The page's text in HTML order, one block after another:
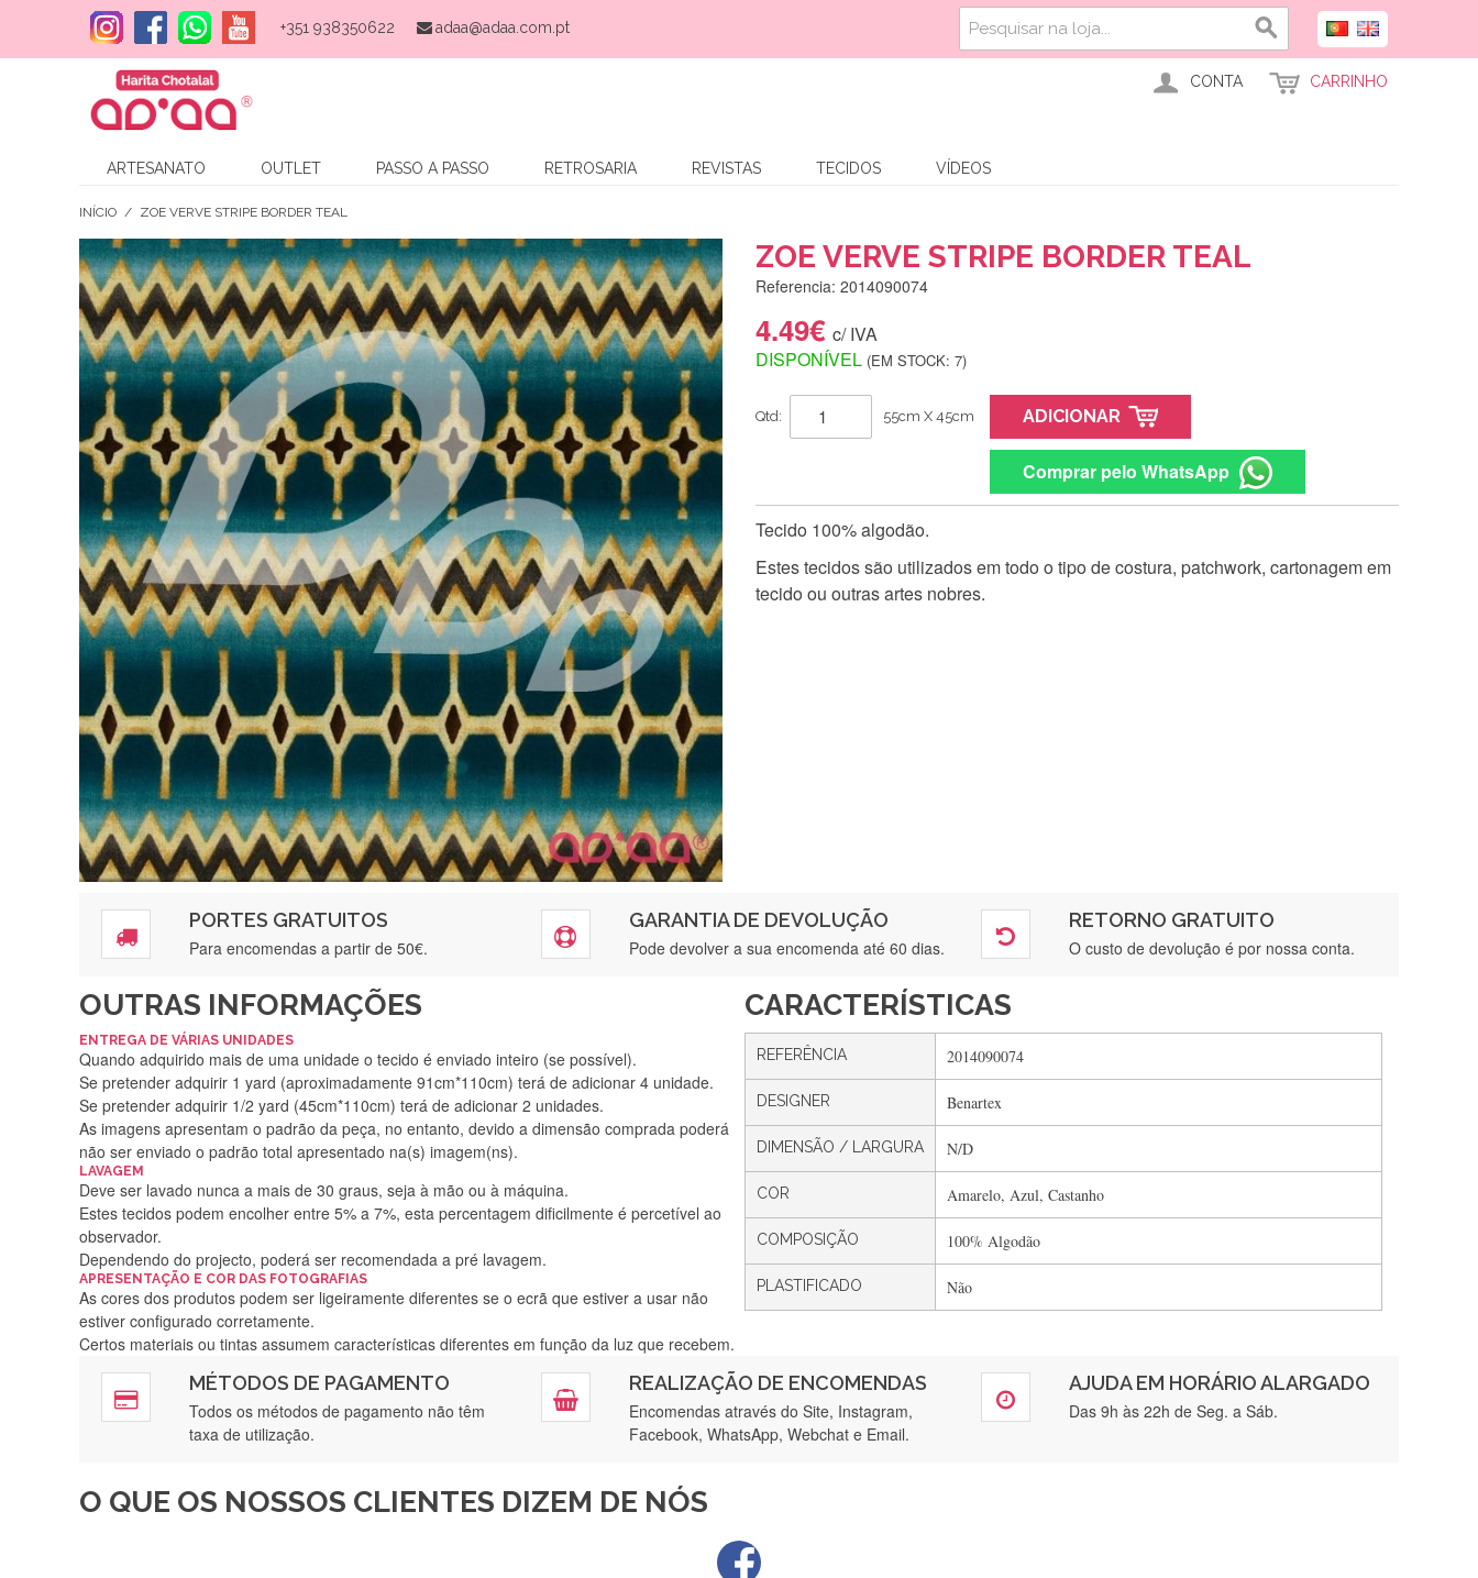
+351 938350622 adaa@adaa.com.pt
CONTA CARRINHO
ARTESANATO OUTLET PASSO A PASSO RETROSARIA REVISTAS TECIDOS VÍDEOS
INÍCIO / ZOE VERVE STRIPE BORDER TEAL
ZOE VERVE STRIPE BORDER TEAL
Referencia: 2014090074
4.49€ c/ IVA
DISPONÍVEL (EM STOCK: 7)
Qtd: 55cm X 45cm ADICIONAR
Comprar pelo WhatsApp
Tecido 100% algodão.
Estes tecidos são utilizados em todo o tipo de costura, patchwork, cartonagem em
tecido ou outras artes nobres.
PORTES GRATUITOS
Para encomendas a partir de 50€.
GARANTIA DE DEVOLUÇÃO
Pode devolver a sua encomenda até 60 dias.
RETORNO GRATUITO
O custo de devolução é por nossa conta.
OUTRAS INFORMAÇÕES
ENTREGA DE VÁRIAS UNIDADES
Quando adquirido mais de uma unidade o tecido é enviado inteiro (se possível).
Se pretender adquirir 1 yard (aproximadamente 91cm*110cm) terá de adicionar 4 unidade.
Se pretender adquirir 1/2 yard (45cm*110cm) terá de adicionar 2 unidades.
As imagens apresentam o padrão da peça, no entanto, devido a dimensão comprada poderá
não ser enviado o padrão total apresentado na(s) imagem(ns).
LAVAGEM
Deve ser lavado nunca a mais de 30 graus, seja à mão ou à máquina.
Estes tecidos podem encolher entre 5% a 7%, esta percentagem dificilmente é percetível ao
observador.
Dependendo do projecto, poderá ser recomendada a pré lavagem.
APRESENTAÇÃO E COR DAS FOTOGRAFIAS
As cores dos produtos podem ser ligeiramente diferentes se o ecrã que estiver a usar não
estiver configurado corretamente.
Certos materiais ou tintas assumem características diferentes em função da luz que recebem.
CARACTERÍSTICAS
REFERÊNCIA 2014090074
DESIGNER Benartex
DIMENSÃO / LARGURA N/D
COR Amarelo, Azul, Castanho
COMPOSIÇÃO 100% Algodão
PLASTIFICADO Não
MÉTODOS DE PAGAMENTO
Todos os métodos de pagamento não têm
taxa de utilização.
REALIZAÇÃO DE ENCOMENDAS
Encomendas através do Site, Instagram,
Facebook, WhatsApp, Webchat e Email.
AJUDA EM HORÁRIO ALARGADO
Das 9h às 22h de Seg. a Sáb.
O QUE OS NOSSOS CLIENTES DIZEM DE NÓS
Silvia Lopes
Encomenda direitinha. Rapidez e segurança. Volto a encomendar.
Silvia André
Gostei ,Serviço bastante rápido. recomendo
Filipa Freire
Rápido, atendimento 5*. Hoje chegará a segunda encomenda feita de muitas certamente❤️
Recebi a minha encomenda, rápida entrega e vinha muito bem protegida para o transporte, muito obrigada , serviço 5 estrelas